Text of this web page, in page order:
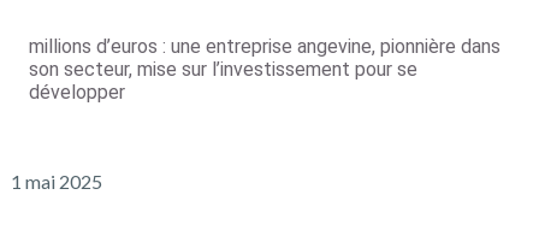
millions d’euros : une entreprise angevine, pionnière dans
son secteur, mise sur l’investissement pour se
développer
1 mai 2025